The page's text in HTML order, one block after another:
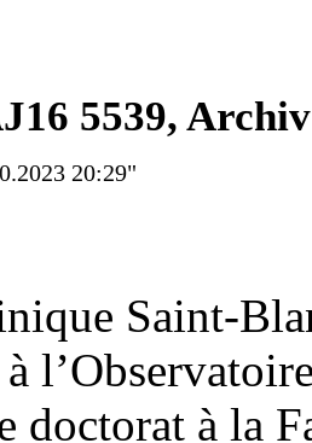
5539,
20:29"
Saint-
doctorat à la